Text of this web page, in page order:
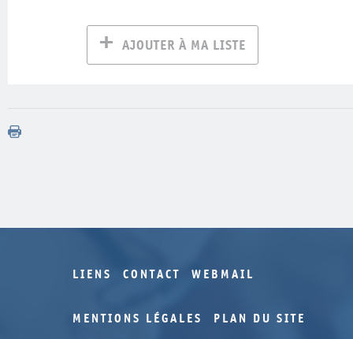
AJOUTER À MA LISTE
LIENS CONTACT WEBMAIL
MENTIONS LÉGALES PLAN DU SITE